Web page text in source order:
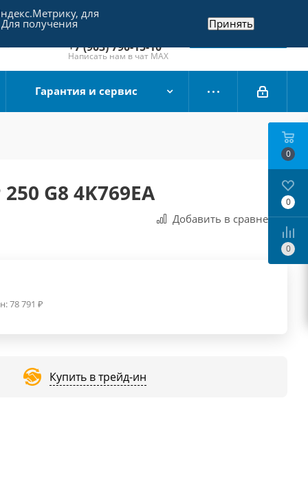
+7 (495) 790-15-10
Отдел продаж
+7 (903) 790-15-10
Написать нам в чат MAX
Заказать звонок
Гарантия и сервис
G8 4K769EA
Добавить в сравнения
78 791 ₽
Купить в трейд-ин
0
0
0
для
получения Принять